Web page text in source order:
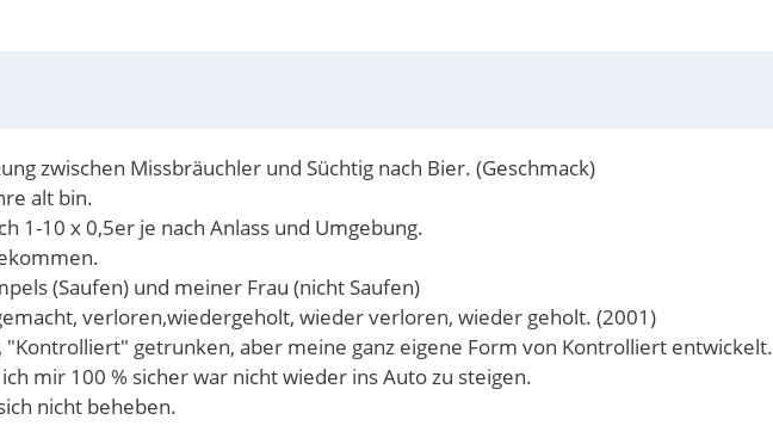
zwischen Missbräuchler und Süchtig nach Bier. (Geschmack)
alt bin.
1-10 x 0,5er je nach Anlass und Umgebung.
(Saufen) und meiner Frau (nicht Saufen)
verloren,wiedergeholt, wieder verloren, wieder geholt. (2001)
getrunken, aber meine ganz eigene Form von Kontrolliert entwickelt.
mir 100 % sicher war nicht wieder ins Auto zu steigen.
nicht beheben.